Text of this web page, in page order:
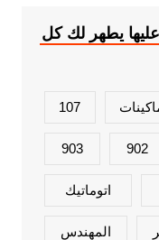
يطهر لك كل
107
902
903
اتوماتيك
المهندس